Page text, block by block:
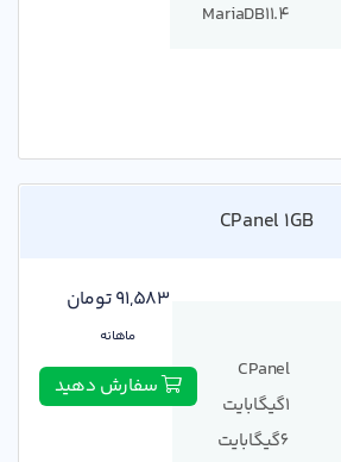
MariaDB11.4
CPanel 1GB
CPanel
1گیگابایت
6گیگابایت
91,583 تومان
ماهانه
سفارش دهید